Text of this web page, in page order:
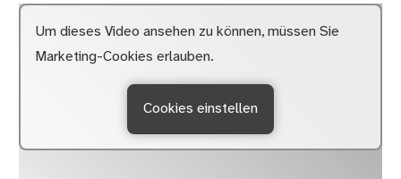
Um dieses Video ansehen zu können, müssen Sie
Marketing-Cookies erlauben.
Cookies einstellen